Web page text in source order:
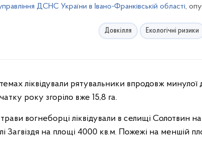
ДСНС України в Івано-Франківській області,
Довкілля Екологічні ризики
ліквідували рятувальники впродовж
року згоріло вже 15,8 га.
вогнеборці ліквідували в селищі Солотвин
Загвіздя на площі 4000 кв.м. Пожежі на меншій